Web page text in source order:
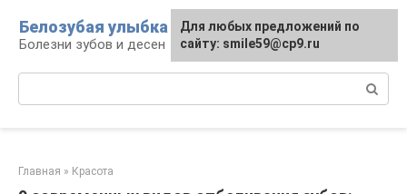
контенту
Белозубая улыбка
Болезни зубов и десен
Главная » Красота
Для любых предложений по
сайту: smile59@cp9.ru